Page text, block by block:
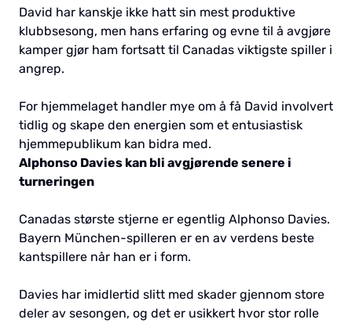
David har kanskje ikke hatt sin mest produktive
klubbsesong, men hans erfaring og evne til å avgjøre
kamper gjør ham fortsatt til Canadas viktigste spiller i
angrep.
For hjemmelaget handler mye om å få David involvert
tidlig og skape den energien som et entusiastisk
hjemmepublikum kan bidra med.
Alphonso Davies kan bli avgjørende senere i
turneringen
Canadas største stjerne er egentlig Alphonso Davies.
Bayern München-spilleren er en av verdens beste
kantspillere når han er i form.
Davies har imidlertid slitt med skader gjennom store
deler av sesongen, og det er usikkert hvor stor rolle